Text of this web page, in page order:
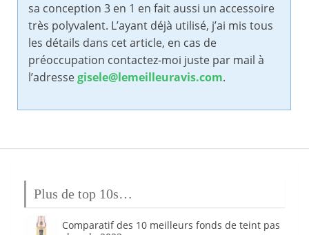
sa conception 3 en 1 en fait aussi un accessoire
très polyvalent. L’ayant déjà utilisé, j’ai mis tous
les détails dans cet article, en cas de
préoccupation contactez-moi juste par mail à
l’adressegisele@lemeilleuravis.com.
Plus de top 10s…
Comparatif des 10 meilleurs fonds de teint pas